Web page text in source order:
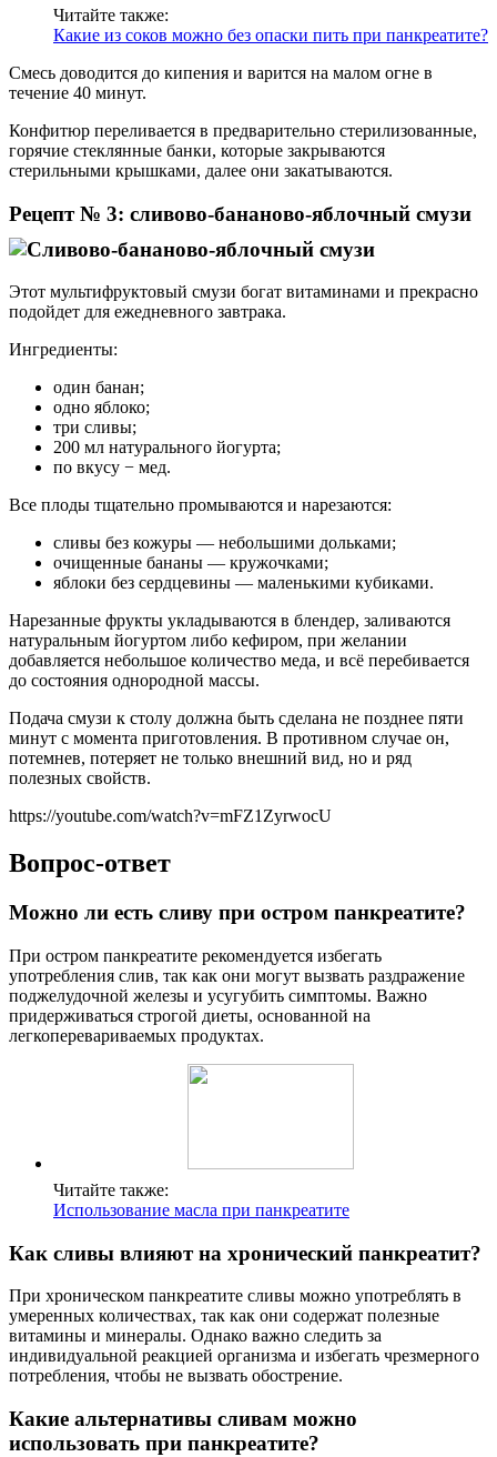
Читайте также:
Какие из соков можно без опаски пить при панкреатите?
Смесь доводится до кипения и варится на малом огне в
течение 40 минут.
Конфитюр переливается в предварительно стерилизованные,
горячие стеклянные банки, которые закрываются
стерильными крышками, далее они закатываются.
Рецепт № 3: сливово-бананово-яблочный смузи
Этот мультифруктовый смузи богат витаминами и прекрасно
подойдет для ежедневного завтрака.
Ингредиенты:
один банан;
одно яблоко;
три сливы;
200 мл натурального йогурта;
по вкусу − мед.
Все плоды тщательно промываются и нарезаются:
сливы без кожуры — небольшими дольками;
очищенные бананы — кружочками;
яблоки без сердцевины — маленькими кубиками.
Нарезанные фрукты укладываются в блендер, заливаются
натуральным йогуртом либо кефиром, при желании
добавляется небольшое количество меда, и всё перебивается
до состояния однородной массы.
Подача смузи к столу должна быть сделана не позднее пяти
минут с момента приготовления. В противном случае он,
потемнев, потеряет не только внешний вид, но и ряд
полезных свойств.
https://youtube.com/watch?v=mFZ1ZyrwocU
Вопрос-ответ
Можно ли есть сливу при остром панкреатите?
При остром панкреатите рекомендуется избегать
употребления слив, так как они могут вызвать раздражение
поджелудочной железы и усугубить симптомы. Важно
придерживаться строгой диеты, основанной на
легкоперевариваемых продуктах.
Читайте также:
Использование масла при панкреатите
Как сливы влияют на хронический панкреатит?
При хроническом панкреатите сливы можно употреблять в
умеренных количествах, так как они содержат полезные
витамины и минералы. Однако важно следить за
индивидуальной реакцией организма и избегать чрезмерного
потребления, чтобы не вызвать обострение.
Какие альтернативы сливам можно
использовать при панкреатите?